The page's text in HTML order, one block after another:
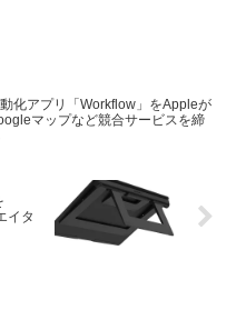
化アプリ「Workflow」をAppleが
マップなど競合サービスを締
イタ